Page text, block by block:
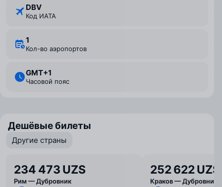
DBV
Код ИАТА
1
Кол-во аэропортов
GMT+1
Часовой пояс
Дешёвые билеты
Другие страны
234 473 UZS
Рим — Дубровник
252 622 UZS
Краков — Дубровник